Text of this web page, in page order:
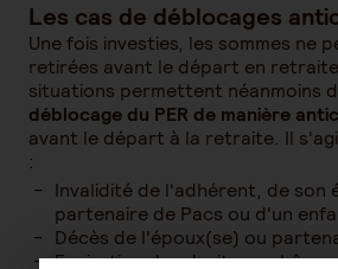
Les cas de déblocages
Une fois investies, les sommes ne
retirées avant le départ en
situations permettent néanmoins
déblocage du PER de manière
avant le départ à la retraite. Il
:
Invalidité de l'adhérent, de son
partenaire de Pacs ou d'un
Décès de l'époux(se) ou
Expiration des droits au